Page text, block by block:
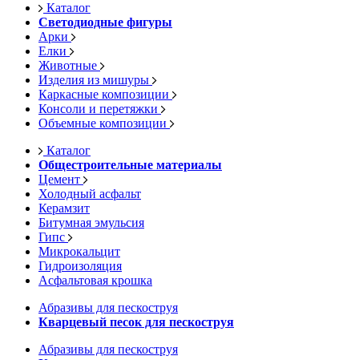
Каталог
Светодиодные фигуры
Арки
Елки
Животные
Изделия из мишуры
Каркасные композиции
Консоли и перетяжки
Объемные композиции
Каталог
Общестроительные материалы
Цемент
Холодный асфальт
Керамзит
Битумная эмульсия
Гипс
Микрокальцит
Гидроизоляция
Асфальтовая крошка
Абразивы для пескоструя
Кварцевый песок для пескоструя
Абразивы для пескоструя